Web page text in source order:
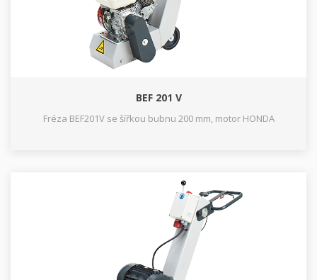
BEF 201 V
Fréza BEF201V se šířkou bubnu 200 mm, motor HONDA